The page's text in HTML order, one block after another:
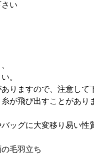
い
。
りますので、注意して
が飛び出すことがあり
ッグに大変移り易い性
毛羽立ち